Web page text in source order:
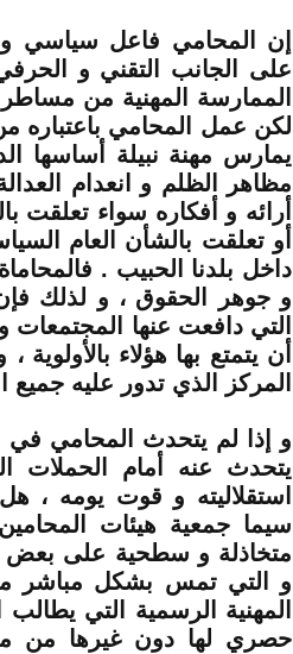
إن المحامي فاعل سياسي
على الجانب التقني و
الممارسة المهنية من
لكن عمل المحامي باعتباره
يمارس مهنة نبيلة أساسها
مظاهر الظلم و انعدام
أرائه و أفكاره سواء تعلقت
أو تعلقت بالشأن العام
داخل بلدنا الحبيب .
و جوهر الحقوق ، و لذلك
التي دافعت عنها
أن يتمتع بها هؤلاء
المركز الذي تدور عليه
و إذا لم يتحدث المحامي في
يتحدث عنه أمام الحملات
استقلاليته و قوت يومه ،
سيما جمعية هيئات
متخاذلة و سطحية على بعض
و التي تمس بشكل مباشر
المهنية الرسمية التي
حصري لها دون غيرها من